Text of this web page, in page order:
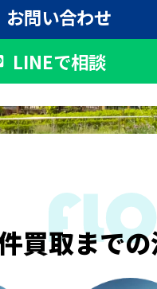
お問い合わせ
LINEで相談
買取まで